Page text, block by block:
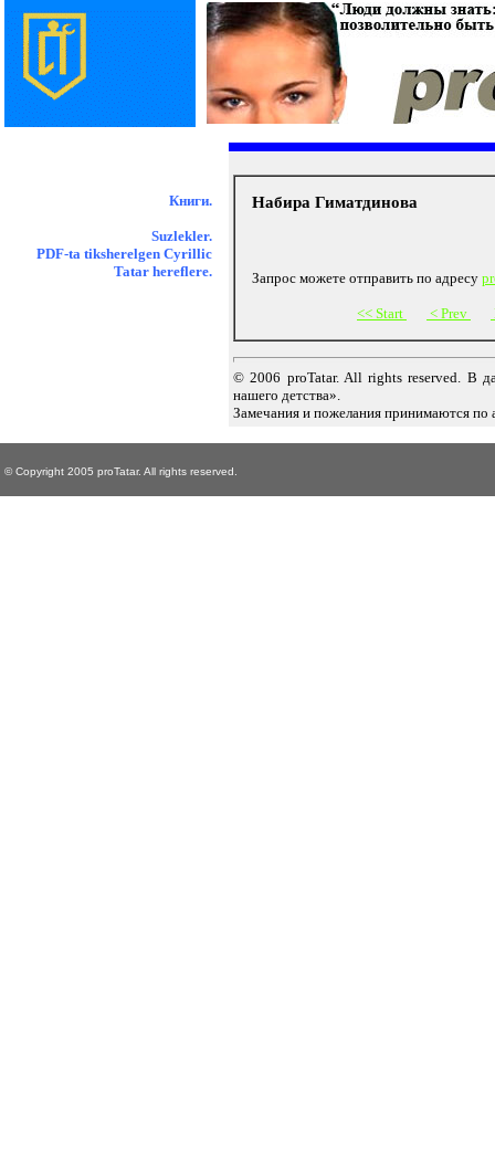
Книги.
Suzlekler.
PDF-ta tiksherelgen Cyrillic
Tatar hereflere.
Набира Гиматдинова
Запрос можете отправить по адресу
<< Start < Prev
© 2006 proTatar. All rights reserved. В
нашего детства».
Замечания и пожелания принимаются по
© Copyright 2005 proTatar. All rights reserved.